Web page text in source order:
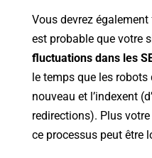
Vous devrez également
est probable que votre
fluctuations dans les
le temps que les robots
nouveau et l’indexent
redirections). Plus
ce processus peut être